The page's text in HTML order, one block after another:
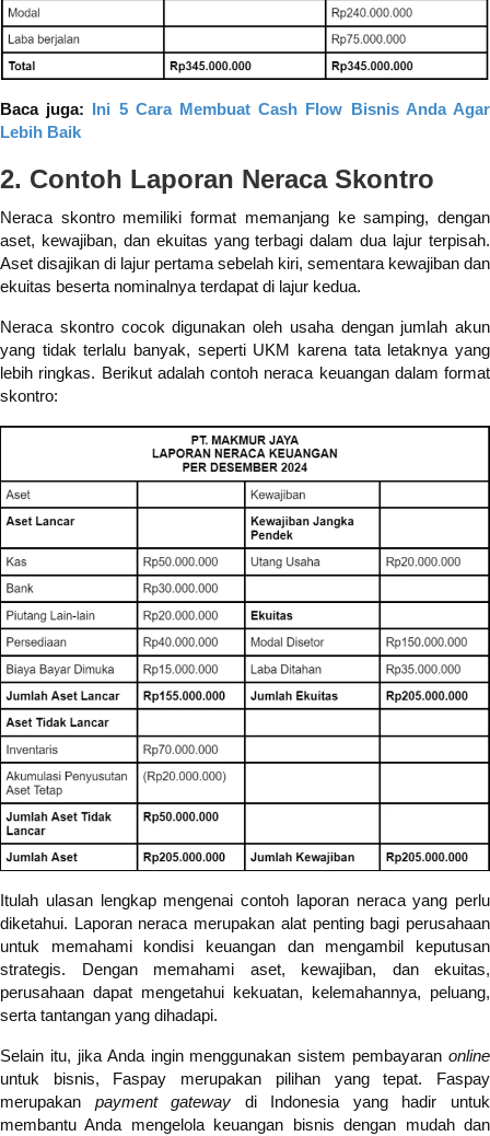
Baca juga: Ini 5 Cara Membuat Cash Flow Bisnis Anda Agar
Lebih Baik
2. Contoh Laporan Neraca Skontro
Neraca skontro memiliki format memanjang ke samping, dengan
aset, kewajiban, dan ekuitas yang terbagi dalam dua lajur terpisah.
Aset disajikan di lajur pertama sebelah kiri, sementara kewajiban dan
ekuitas beserta nominalnya terdapat di lajur kedua.
Neraca skontro cocok digunakan oleh usaha dengan jumlah akun
yang tidak terlalu banyak, seperti UKM karena tata letaknya yang
lebih ringkas. Berikut adalah contoh neraca keuangan dalam format
skontro:
Itulah ulasan lengkap mengenai contoh laporan neraca yang perlu
diketahui. Laporan neraca merupakan alat penting bagi perusahaan
untuk memahami kondisi keuangan dan mengambil keputusan
strategis. Dengan memahami aset, kewajiban, dan ekuitas,
perusahaan dapat mengetahui kekuatan, kelemahannya, peluang,
serta tantangan yang dihadapi.
Selain itu, jika Anda ingin menggunakan sistem pembayaran online
untuk bisnis, Faspay merupakan pilihan yang tepat. Faspay
merupakan payment gateway di Indonesia yang hadir untuk
membantu Anda mengelola keuangan bisnis dengan mudah dan